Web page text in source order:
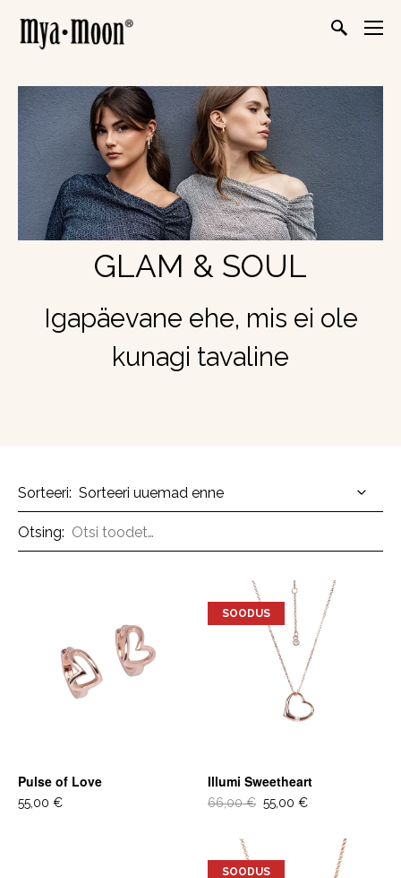
GLAM & SOUL
Igapäevane ehe, mis ei ole
kunagi tavaline
Sorteeri:
Otsing:
Pulse of Love
55,00 €
SOODUS
Illumi Sweetheart
66,00 € 55,00 €
SOODUS